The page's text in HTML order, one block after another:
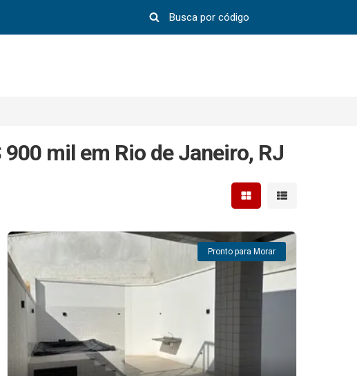
mil em Rio de Janeiro, RJ
Mostrar resultados em
Mostrar
Pronto para Morar